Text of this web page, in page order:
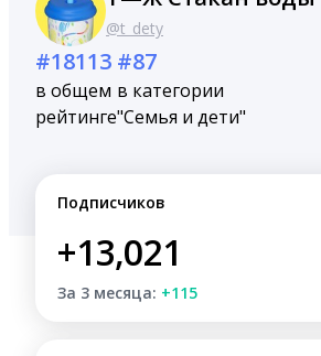
@t_dety
#18113
в общем
рейтинге
#87
в категории
"Семья и дети"
Подписчиков
+13,021
За 3 месяца: +115